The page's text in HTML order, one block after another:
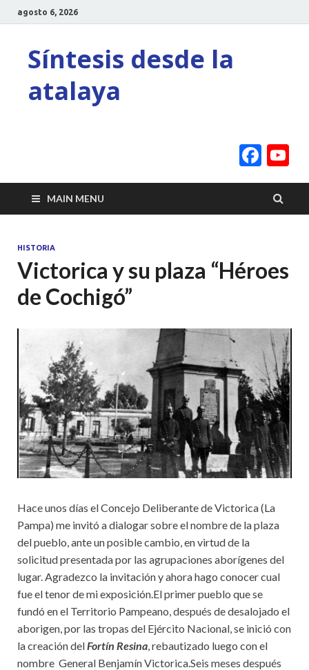
agosto 6, 2026
Síntesis desde la
atalaya
MAIN MENU
HISTORIA
Victorica y su plaza “Héroes
de Cochigó”
Hace unos días el Concejo Deliberante de Victorica (La
Pampa) me invitó a dialogar sobre el nombre de la plaza
del pueblo, ante un posible cambio, en virtud de la
solicitud presentada por las agrupaciones aborígenes del
lugar. Agradezco la invitación y ahora hago conocer cual
fue el tenor de mi exposición.El primer pueblo que se
fundó en el Territorio Pampeano, después de desalojado el
aborigen, por las tropas del Ejército Nacional, se inició con
la creación del Fortín Resina , rebautizado luego con el
nombre General Benjamín Victorica.Seis meses después